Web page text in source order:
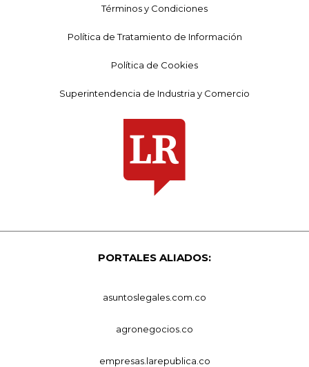
Términos y Condiciones
Política de Tratamiento de Información
Política de Cookies
Superintendencia de Industria y Comercio
PORTALES ALIADOS:
asuntoslegales.com.co
agronegocios.co
empresas.larepublica.co